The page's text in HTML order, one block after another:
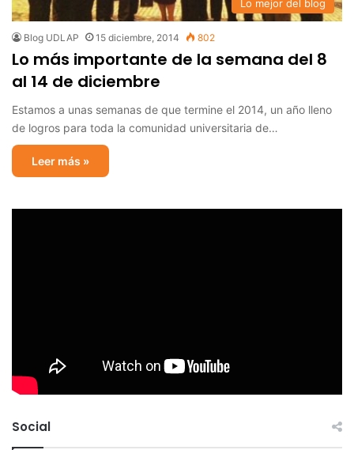
Lo mejor del blog
Blog UDLAP 15 diciembre, 2014 802
Lo más importante de la semana del 8
al 14 de diciembre
Estamos a unas semanas de que termine el 2014, un año lleno
de logros para toda la comunidad universitaria de…
Leer más »
Social